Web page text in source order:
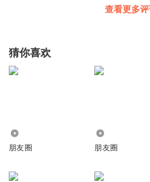
查看更多
猜你喜欢
朋友圈 朋友圈